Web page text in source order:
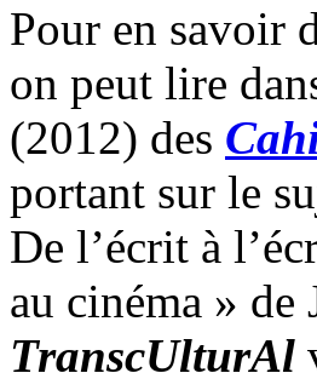
Pour en savoir
on peut lire
(2012) des
portant sur le
De l’écrit à
au cinéma » de
TranscUlturAl